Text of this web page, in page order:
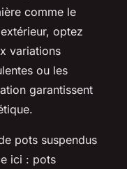
comme le
optez
variations
ou les
garantissent
pots suspendus
ici : pots